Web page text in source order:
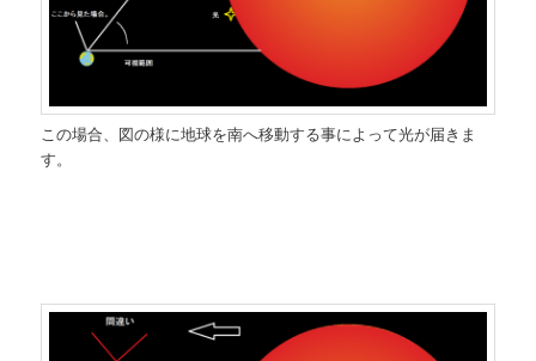
この場合、図の様に地球を南へ移動する事によって光が届きま
す。